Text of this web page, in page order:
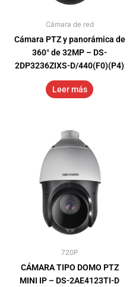
Cámara de red
Cámara PTZ y panorámica de
360° de 32MP – DS-
2DP3236ZIXS-D/440(F0)(P4)
Leer más
720P
CÁMARA TIPO DOMO PTZ
MINI IP – DS-2AE4123TI-D